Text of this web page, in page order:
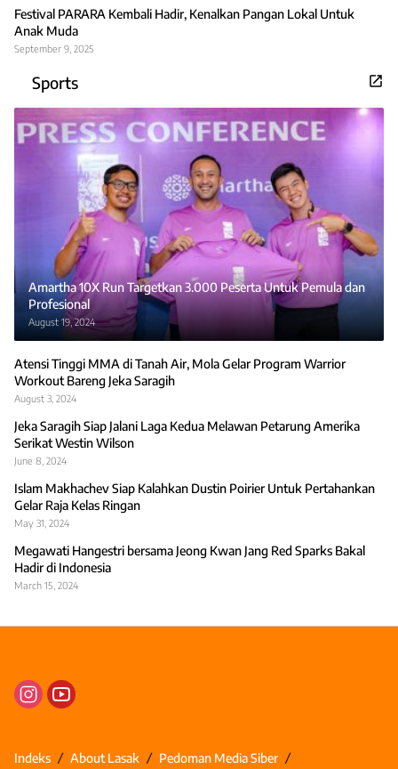
Festival PARARA Kembali Hadir, Kenalkan Pangan Lokal Untuk
Anak Muda
September 9, 2025
Sports
Amartha 10X Run Targetkan 3.000 Peserta Untuk Pemula dan
Profesional
August 19, 2024
Atensi Tinggi MMA di Tanah Air, Mola Gelar Program Warrior
Workout Bareng Jeka Saragih
August 3, 2024
Jeka Saragih Siap Jalani Laga Kedua Melawan Petarung Amerika
Serikat Westin Wilson
June 8, 2024
Islam Makhachev Siap Kalahkan Dustin Poirier Untuk Pertahankan
Gelar Raja Kelas Ringan
May 31, 2024
Megawati Hangestri bersama Jeong Kwan Jang Red Sparks Bakal
Hadir di Indonesia
March 15, 2024
Indeks About Lasak Pedoman Media Siber